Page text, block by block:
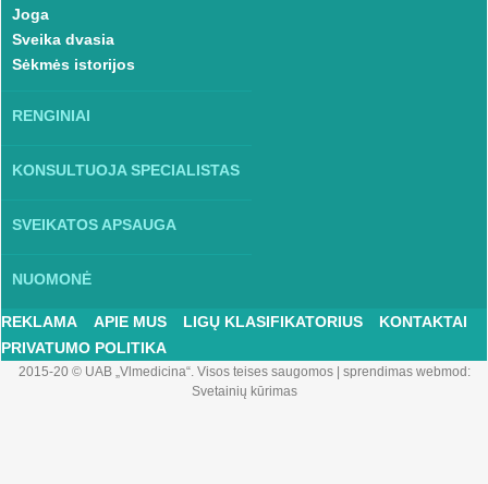
Joga
Sveika dvasia
Sėkmės istorijos
RENGINIAI
KONSULTUOJA SPECIALISTAS
SVEIKATOS APSAUGA
NUOMONĖ
REKLAMA APIE MUS LIGŲ KLASIFIKATORIUS
KONTAKTAI
PRIVATUMO POLITIKA
2015-20 © UAB „Vlmedicina“. Visos teises saugomos| sprendimas webmod:
Svetainių kūrimas